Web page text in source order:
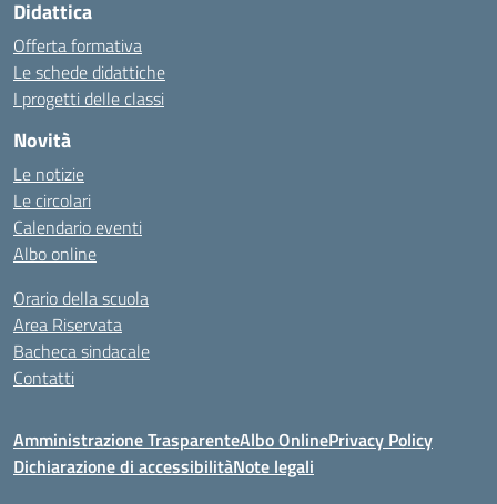
Didattica
Offerta formativa
Le schede didattiche
I progetti delle classi
Novità
Le notizie
Le circolari
Calendario eventi
Albo online
Orario della scuola
Area Riservata
Bacheca sindacale
Contatti
Amministrazione TrasparenteAlbo OnlinePrivacy Policy
Dichiarazione di accessibilitàNote legali